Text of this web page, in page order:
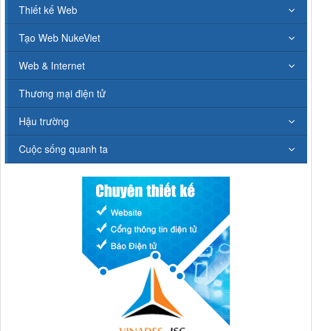
Thiết kế Web
Tạo Web NukeViet
Web & Internet
Thương mại điện tử
Hậu trường
Cuộc sống quanh ta